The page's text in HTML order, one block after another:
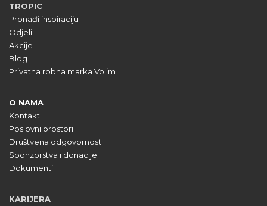
TROPIC
Pronađi inspiraciju
Odjeli
Akcije
Blog
Privatna robna marka Volim
O NAMA
Kontakt
Poslovni prostori
Društvena odgovornost
Sponzorstva i donacije
Dokumenti
KARIJERA